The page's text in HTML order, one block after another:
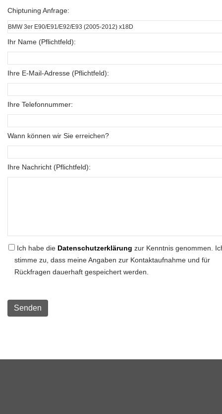
Chiptuning Anfrage:
Ihr Name (Pflichtfeld):
Ihre E-Mail-Adresse (Pflichtfeld):
Ihre Telefonnummer:
Wann können wir Sie erreichen?
Ihre Nachricht (Pflichtfeld):
Ich habe die Datenschutzerklärung zur Kenntnis genommen.
stimme zu, dass meine Angaben zur Kontaktaufnahme und für
Rückfragen dauerhaft gespeichert werden.